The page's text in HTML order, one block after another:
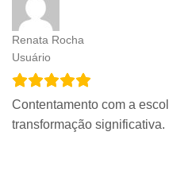
Renata Rocha
Usuário
Contentamento com a
transformação significativa.